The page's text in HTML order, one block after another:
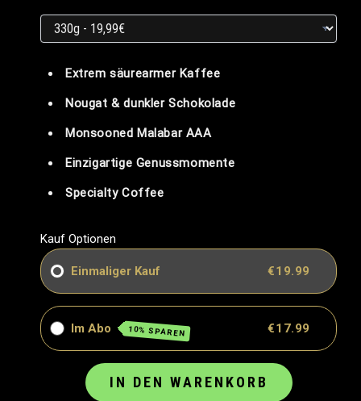
Extrem säurearmer Kaffee
Nougat & dunkler Schokolade
Monsooned Malabar AAA
Einzigartige Genussmomente
Specialty Coffee
Kauf Optionen
Einmaliger Kauf €19.99
Im Abo 10% SPAREN €17.99
IN DEN WARENKORB